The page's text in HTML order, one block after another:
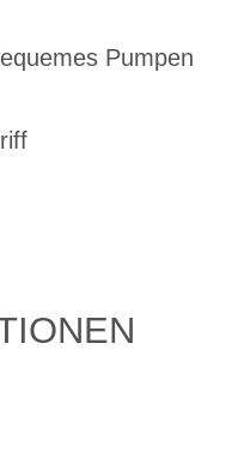
Pumpen